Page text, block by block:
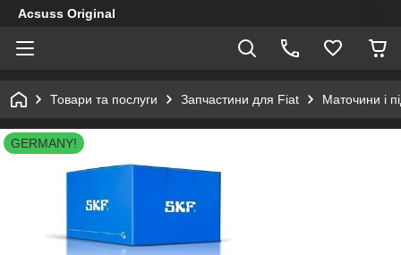
Acsuss Original
Товари та послуги Запчастини для Fiat Маточини і
GERMANY!